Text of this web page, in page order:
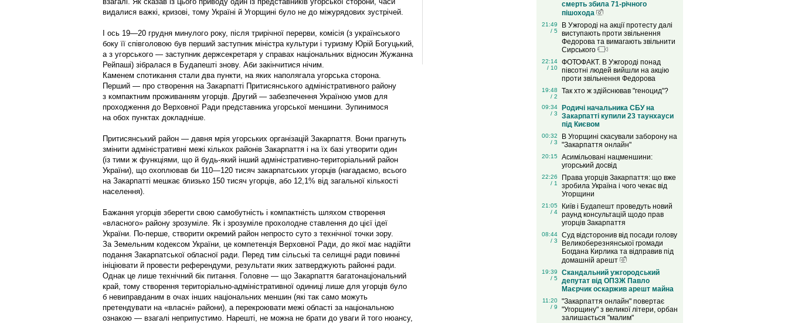
видалися важкі, кризові, тому Україні й Угорщині було не до міжурядових зустрічей.
І ось 19—20 грудня минулого року, після трирічної перерви, комісія (з українського
боку її співголовою був перший заступник міністра культури і туризму Юрій Богуцький,
а з угорського — заступник держсекретаря у справах національних відносин Жужанна
Рейпаші) зібралася в Будапешті знову. Аби закінчитися нічим.
Каменем спотикання стали два пункти, на яких наполягала угорська сторона.
Перший — про створення на Закарпатті Прити­сянського адміністративного району
з компактним проживанням угорців. Другий — забезпечення Україною умов для
проходження до Верховної Ради представника угорської меншини. Зупинимося
на обох пунктах докладніше.
Притисянський район — давня мрія угорських організацій Закарпаття. Вони прагнуть
змінити адміністративні межі кількох районів Закарпаття і на їх базі утворити один
(із тими ж функціями, що й будь-який інший адміністративно-територіальний район
України), що охоплював би 110—120 тисяч закарпатських угорців (нагадаємо, всього
на Закарпатті мешкає близько 150 тисяч угорців, або 12,1% від загальної кількості
населення).
Бажання угорців зберегти свою самобутність і компактність шляхом створення
«власного» району зрозуміле. Як і зрозуміле прохолодне ставлення до цієї ідеї
України. По-перше, створити окремий район непросто суто з технічної точки зору.
За Земельним кодексом України, це компетенція Верховної Ради, до якої має надійти
подання Закар­патської обласної ради. Перед тим сільські та селищні ради повинні
ініціювати й провести референдуми, результати яких затверджують районні ради.
Однак це лише технічний бік питання. Головне — що Закарпаття багатонаціональний
край, тому створення територіально-адміністративної одиниці лише для угорців було
б невиправданим в очах інших національних меншин (які так само можуть
претендувати на «власні» райони), а перекроювати межі області за національною
ознакою — взагалі неприпустимо. Нарешті, не можна не брати до уваги й того нюансу,
смерть збила 71-річного
пішохода
21:49
/ 5
В Ужгороді на акції протесту далі
виступають проти звільнення
Федорова та вимагають звільнити
Сирського
22:14
/ 10
ФОТОФАКТ. В Ужгороді понад
півсотні людей вийшли на акцію
проти звільнення Федорова
19:48
/ 2
Так хто ж здійснював "геноцид"?
09:34
/ 3
Родичі начальника СБУ на
Закарпатті купили 23 таунхауси
під Києвом
00:32
/ 3
В Угорщині скасували заборону на
"Закарпаття онлайн"
20:15
Асимільовані нацменшини:
угорський досвід
22:26
/ 1
Права угорців Закарпаття: що вже
зробила Україна і чого чекає від
Угорщини
21:05
/ 4
Київ і Будапешт проведуть новий
раунд консультацій щодо прав
угорців Закарпаття
08:44
/ 3
Суд відсторонив від посади голову
Великоберезнянської громади
Богдана Кирлика та відправив під
домашній арешт
19:39
/ 5
Скандальний ужгородський
депутат від ОПЗЖ Павло
Маєрчик оскаржив арешт майна
11:20
/ 9
"Закарпаття онлайн" повертає
"Угорщину" з великої літери, орбан
залишається "малим"